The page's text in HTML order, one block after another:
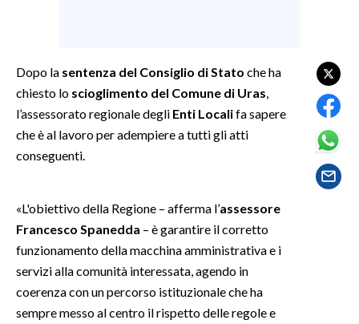
SALUTE
SARDEGNA TURISMO
#CARAUNIONE
3 MINUTI CON
Dopo la sentenza del Consiglio di Stato che ha
chiesto lo scioglimento del Comune di Uras
l’assessorato regionale degli Enti Localifa sapere
che è al lavoro per adempiere a tutti gli atti
conseguenti.
«L'obiettivo della Regione – afferma l’assessore
Francesco Spanedda – è garantire il corretto
funzionamento della macchina amministrativa e i
servizi alla comunità interessata, agendo in
coerenza con un percorso istituzionale che ha
sempre messo al centro il rispetto delle regole e